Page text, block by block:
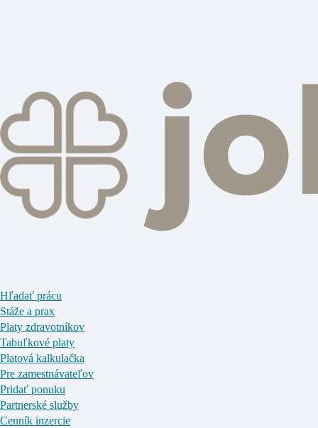
Hľadať prácu
Stáže a prax
Platy zdravotníkov
Tabuľkové platy
Platová kalkulačka
Pre zamestnávateľov
Pridať ponuku
Partnerské služby
Cenník inzercie